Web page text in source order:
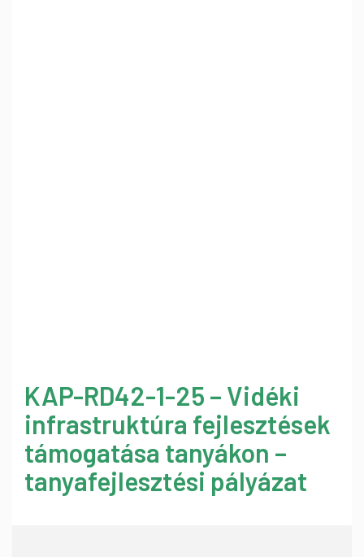
KAP-RD42-1-25 – Vidéki
infrastruktúra fejlesztések
támogatása tanyákon –
tanyafejlesztési pályázat